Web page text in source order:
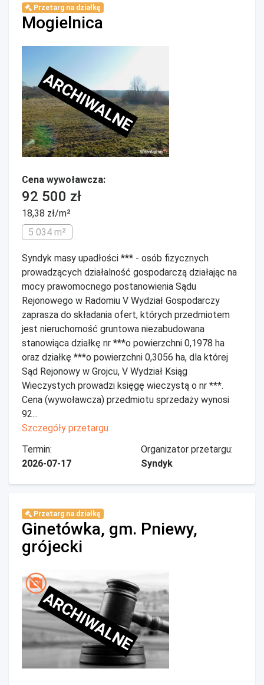
Przetarg na działkę
Mogielnica
ARCHIWALNE
Cena wywoławcza:
92 500 zł
18,38 zł/m²
5 034 m²
Syndyk masy upadłości *** - osób fizycznych
prowadzących działalność gospodarczą działając na
mocy prawomocnego postanowienia Sądu
Rejonowego w Radomiu V Wydział Gospodarczy
zaprasza do składania ofert, których przedmiotem
jest nieruchomość gruntowa niezabudowana
stanowiąca działkę nr ***o powierzchni 0,1978 ha
oraz działkę ***o powierzchni 0,3056 ha, dla której
Sąd Rejonowy w Grojcu, V Wydział Ksiąg
Wieczystych prowadzi księgę wieczystą o nr ***.
Cena (wywoławcza) przedmiotu sprzedaży wynosi
92...
Szczegóły przetargu
Termin:
2026-07-17
Organizator przetargu:
Syndyk
Przetarg na działkę
Ginetówka, gm. Pniewy,
grójecki
ARCHIWALNE